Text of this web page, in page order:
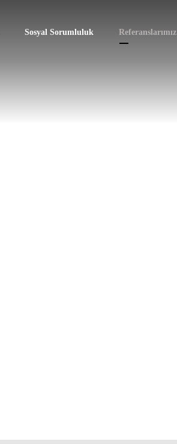
Sosyal Sorumluluk Referanslarımız